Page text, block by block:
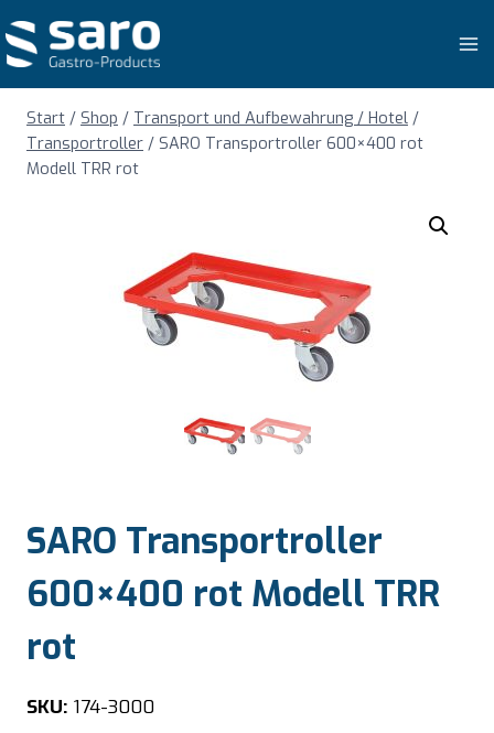
Inhalt
springen
Start / Shop / Transport und Aufbewahrung / Hotel /
Transportroller / SARO Transportroller 600×400 rot
Modell TRR rot
SARO Transportroller
600×400 rot Modell TRR
rot
SKU: 174-3000